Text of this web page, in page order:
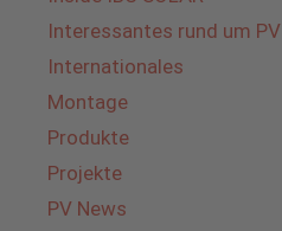
Interessantes rund um PV
Internationales
Montage
Produkte
Projekte
PV News